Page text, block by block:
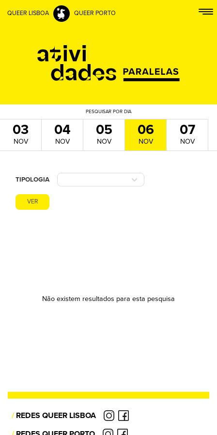
QUEER LISBOA QUEER PORTO
PESQUISAR POR DIA
03
NOV
04
NOV
05
NOV
06
NOV
07
NOV
TIPOLOGIA
VER
Não existem resultados para esta pesquisa
/REDES QUEER LISBOA